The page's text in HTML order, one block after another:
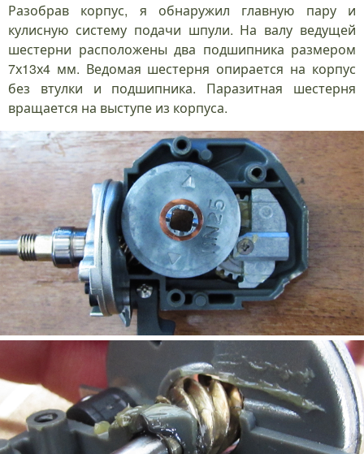
Разобрав корпус, я обнаружил главную пару и
кулисную систему подачи шпули. На валу ведущей
шестерни расположены два подшипника размером
7х13х4 мм. Ведомая шестерня опирается на корпус
без втулки и подшипника. Паразитная шестерня
вращается на выступе из корпуса.